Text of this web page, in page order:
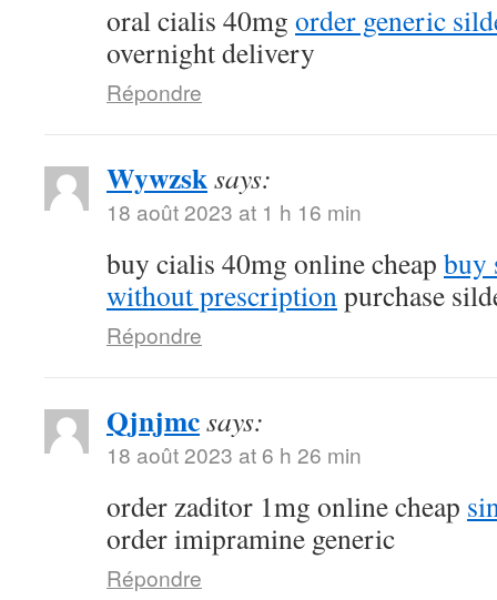
oral cialis 40mg order generic
overnight delivery
Répondre
Wywzsksays:
18 août 2023 at 1 h 16 min
buy cialis 40mg online cheap buy
without prescriptionpurchase
Répondre
Qjnjmcsays:
18 août 2023 at 6 h 26 min
order zaditor 1mg online cheap
order imipramine generic
Répondre